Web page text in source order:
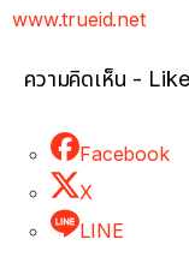
www.trueid.net
ความคิดเห็น -
Facebook
X
LINE